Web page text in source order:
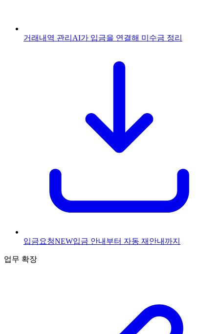
거래내역 관리 AI가 입금을 연결해 미수금 정리
입금요청NEW입금 안내부터 자동 재안내까지
업무 확장